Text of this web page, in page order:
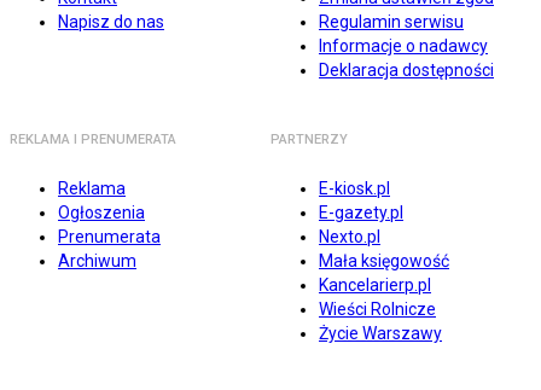
Napisz do nas
Regulamin serwisu
Informacje o nadawcy
Deklaracja dostępności
REKLAMA I PRENUMERATA
Reklama
Ogłoszenia
Prenumerata
Archiwum
PARTNERZY
E-kiosk.pl
E-gazety.pl
Nexto.pl
Mała księgowość
Kancelarierp.pl
Wieści Rolnicze
Życie Warszawy